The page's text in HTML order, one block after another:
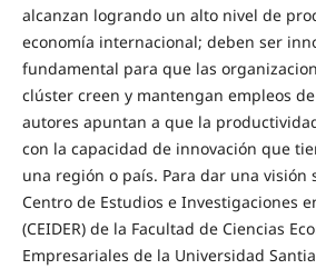
alcanzan logrando un alto nivel de
economía internacional; deben ser
fundamental para que las
clúster creen y mantengan empleos
autores apuntan a que la
con la capacidad de innovación que
una región o país. Para dar una visión
Centro de Estudios e Investigaciones
(CEIDER) de la Facultad de Ciencias
Empresariales de la Universidad